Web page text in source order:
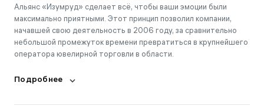
Альянс «Изумруд» сделает всё, чтобы ваши эмоции были
максимально приятными. Этот принцип позволил компании,
начавшей свою деятельность в 2006 году, за сравнительно
небольшой промежуток времени превратиться в крупнейшего
оператора ювелирной торговли в области.
Подробнее